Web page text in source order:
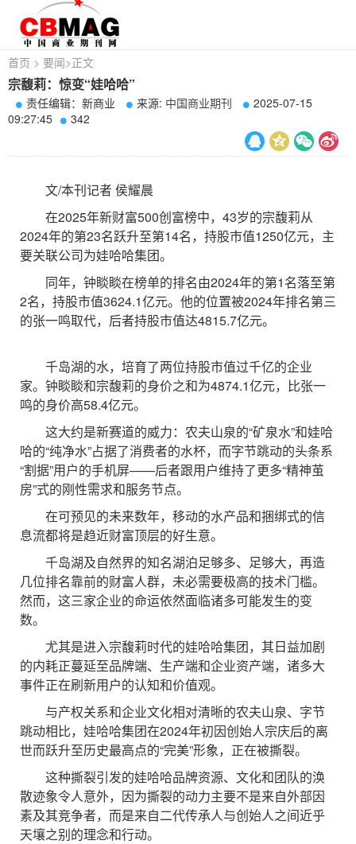
首页 > 要闻>正文
宗馥莉：惊变“娃哈哈”
责任编辑：新商业 来源: 中国商业期刊
2025-07-15
09:27:45
342
文/本刊记者 侯耀晨
在2025年新财富500创富榜中，43岁的宗馥莉从
2024年的第23名跃升至第14名，持股市值1250亿元，主
要关联公司为娃哈哈集团。
同年，钟睒睒在榜单的排名由2024年的第1名落至第
2名，持股市值3624.1亿元。他的位置被2024年排名第三
的张一鸣取代，后者持股市值达4815.7亿元。
千岛湖的水，培育了两位持股市值过千亿的企业
家。钟睒睒和宗馥莉的身价之和为4874.1亿元，比张一
鸣的身价高58.4亿元。
这大约是新赛道的威力：农夫山泉的“矿泉水”和娃哈
哈的“纯净水”占据了消费者的水杯，而字节跳动的头条系
“割据”用户的手机屏——后者跟用户维持了更多“精神茧
房”式的刚性需求和服务节点。
在可预见的未来数年，移动的水产品和捆绑式的信
息流都将是趋近财富顶层的好生意。
千岛湖及自然界的知名湖泊足够多、足够大，再造
几位排名靠前的财富人群，未必需要极高的技术门槛。
然而，这三家企业的命运依然面临诸多可能发生的变
数。
尤其是进入宗馥莉时代的娃哈哈集团，其日益加剧
的内耗正蔓延至品牌端、生产端和企业资产端，诸多大
事件正在刷新用户的认知和价值观。
与产权关系和企业文化相对清晰的农夫山泉、字节
跳动相比，娃哈哈集团在2024年初因创始人宗庆后的离
世而跃升至历史最高点的“完美”形象，正在被撕裂。
这种撕裂引发的娃哈哈品牌资源、文化和团队的涣
散迹象令人意外，因为撕裂的动力主要不是来自外部因
素及其竞争者，而是来自二代传承人与创始人之间近乎
天壤之别的理念和行动。